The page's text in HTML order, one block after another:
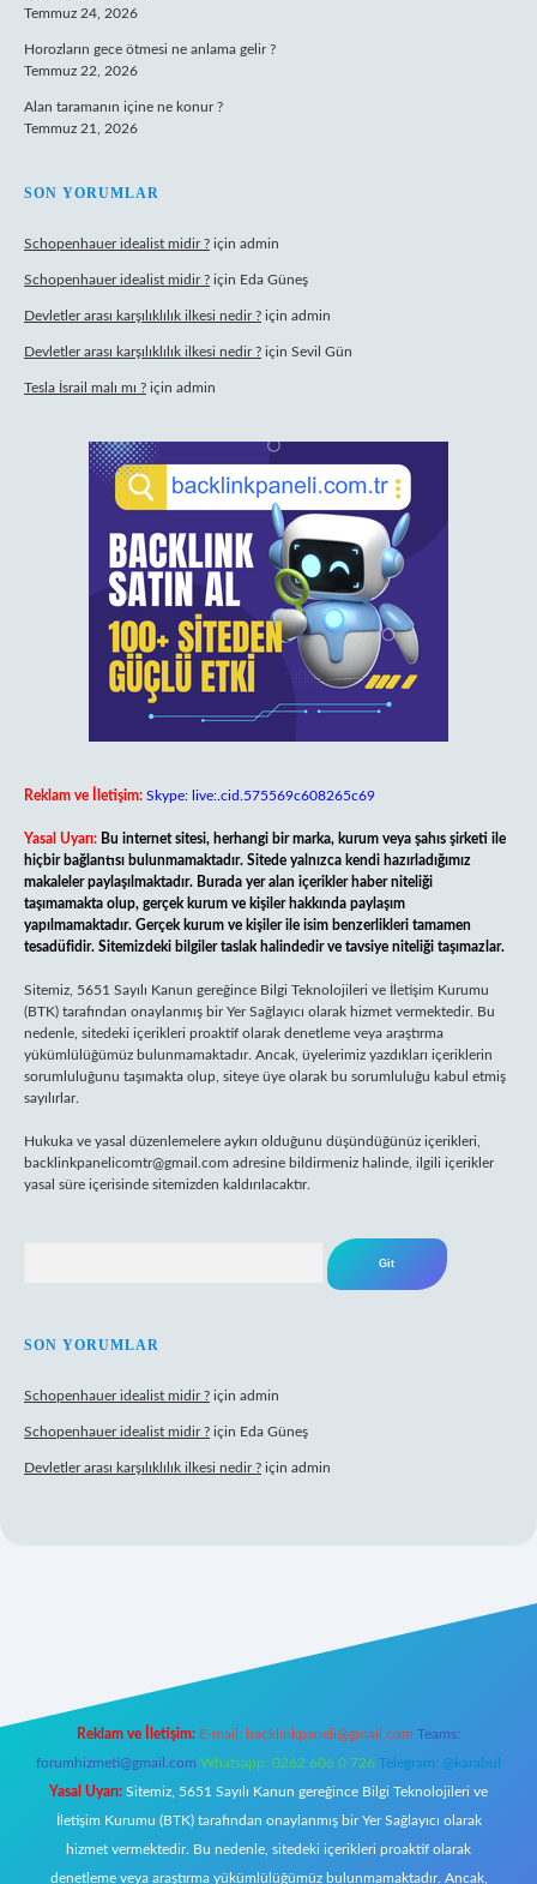
Temmuz 24, 2026
Horozların gece ötmesi ne anlama gelir ?
Temmuz 22, 2026
Alan taramanın içine ne konur ?
Temmuz 21, 2026
SON YORUMLAR
Schopenhauer idealist midir ? için admin
Schopenhauer idealist midir ? için Eda Güneş
Devletler arası karşılıklılık ilkesi nedir ? için admin
Devletler arası karşılıklılık ilkesi nedir ? için Sevil Gün
Tesla İsrail malı mı ? için admin
Reklam ve İletişim: Skype: live:.cid.575569c608265c69
Yasal Uyarı: Bu internet sitesi, herhangi bir marka, kurum veya şahıs şirketi ile
hiçbir bağlantısı bulunmamaktadır. Sitede yalnızca kendi hazırladığımız
makaleler paylaşılmaktadır. Burada yer alan içerikler haber niteliği
taşımamakta olup, gerçek kurum ve kişiler hakkında paylaşım
yapılmamaktadır. Gerçek kurum ve kişiler ile isim benzerlikleri tamamen
tesadüfidir. Sitemizdeki bilgiler taslak halindedir ve tavsiye niteliği taşımazlar.
Sitemiz, 5651 Sayılı Kanun gereğince Bilgi Teknolojileri ve İletişim Kurumu
(BTK) tarafından onaylanmış bir Yer Sağlayıcı olarak hizmet vermektedir. Bu
nedenle, sitedeki içerikleri proaktif olarak denetleme veya araştırma
yükümlülüğümüz bulunmamaktadır. Ancak, üyelerimiz yazdıkları içeriklerin
sorumluluğunu taşımakta olup, siteye üye olarak bu sorumluluğu kabul etmiş
sayılırlar.
Hukuka ve yasal düzenlemelere aykırı olduğunu düşündüğünüz içerikleri,
backlinkpanelicomtr@gmail.com adresine bildirmeniz halinde, ilgili içerikler
yasal süre içerisinde sitemizden kaldırılacaktır.
SON YORUMLAR
Schopenhauer idealist midir ? için admin
Schopenhauer idealist midir ? için Eda Güneş
Devletler arası karşılıklılık ilkesi nedir ? için admin
Reklam ve İletişim: E-mail: backlinkpaneli@gmail.com Teams:
forumhizmeti@gmail.com Whatsapp: 0262 606 0 726 Telegram: @karabul
Yasal Uyarı: Sitemiz, 5651 Sayılı Kanun gereğince Bilgi Teknolojileri ve
İletişim Kurumu (BTK) tarafından onaylanmış bir Yer Sağlayıcı olarak
hizmet vermektedir. Bu nedenle, sitedeki içerikleri proaktif olarak
denetleme veya araştırma yükümlülüğümüz bulunmamaktadır. Ancak,